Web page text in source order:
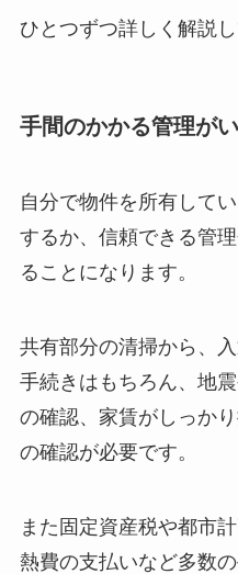
ひとつずつ詳しく解説し
手間のかかる管理が
自分で物件を所有して
するか、信頼できる管
ることになります。
共有部分の清掃から、
手続きはもちろん、地
の確認、家賃がしっか
の確認が必要です。
また固定資産税や都市
熱費の支払いなど多数